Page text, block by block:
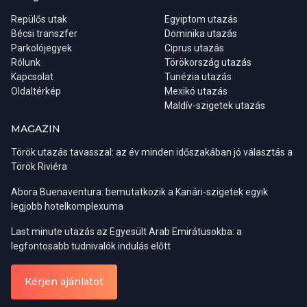
illetve a szeptemberi, októberi hónapok talán a legkellemesebbek
a fürdőzés, napozás szempontjából, valamint a zsúfoltság is
valamelyest mérsékeltebbnek mondható.
Ha viszont inkább csak kulturális céllal látogatnánk az országba,
akkor a tavaszi időszak a legideálisabb. A téli esőzések ilyenkor
már véget értek, a levegő kellemesen meleg, a táj pedig a
textilüzletbe is.
Régiók:Belek, Side, Alanya
Részvételi díj:
0-6 év ingyenes / 7-12 év 18 € / felnőtt 35 €
Repülős utak
Bécsi transzfer
Parkolójegyek
Rólunk
Kapcsolat
Oldaltérkép
Egyiptom utazás
Dominika utazás
Ciprus utazás
Törökország utazás
Tunézia utazás
Mexikó utazás
Maldív-szigetek utazás
MAGAZIN
Török utazás tavasszal: az év minden időszakában jó választás a
Török Riviéra
Abora Buenaventura: bemutatkozik a Kanári-szigetek egyik
legjobb hotelkomplexuma
Last minute utazás az Egyesült Arab Emirátusokba: a
legfontosabb tudnivalók indulás előtt
Kérjen ajánlatot